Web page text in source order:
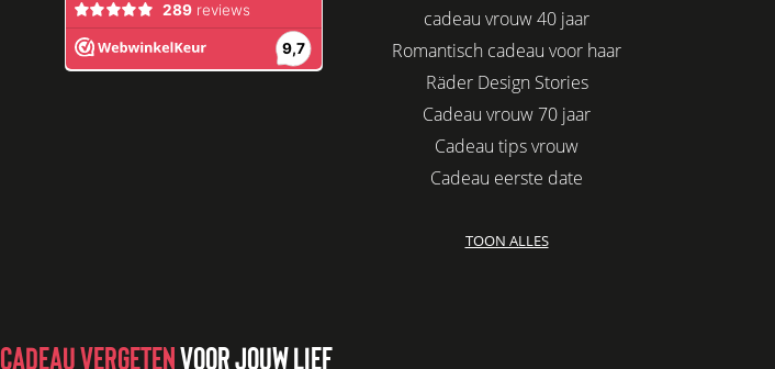
cadeau vrouw 40 jaar
Romantisch cadeau voor haar
Räder Design Stories
Cadeau vrouw 70 jaar
Cadeau tips vrouw
Cadeau eerste date
Leuke kadootjes
TOON ALLES
CADEAU VERGETENVOOR JOUW LIEF